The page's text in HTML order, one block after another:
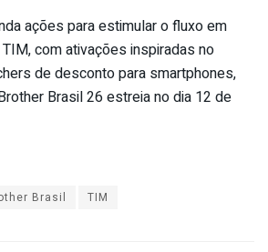
ações para estimular o fluxo em
com ativações inspiradas no
de desconto para smartphones,
Brasil 26 estreia no dia 12 de
Brasil TIM